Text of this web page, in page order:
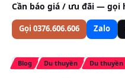
Cần báo giá / ưu đãi — gọi
Gọi 0376.606.606 Zalo
Blog Du thuyền Du thuyền